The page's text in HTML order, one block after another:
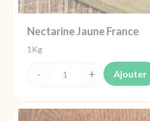
Nectarine Jaune France
1Kg
quantité
Nectarine
Ajouter